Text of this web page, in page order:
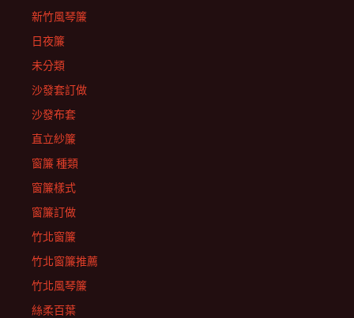
新竹風琴簾
日夜簾
未分類
沙發套訂做
沙發布套
直立紗簾
窗簾 種類
窗簾樣式
窗簾訂做
竹北窗簾
竹北窗簾推薦
竹北風琴簾
絲柔百葉